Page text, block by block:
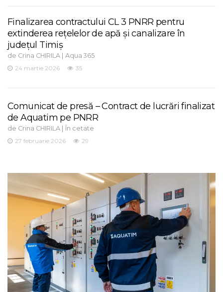
Finalizarea contractului CL 3 PNRR pentru
extinderea rețelelor de apă și canalizare în
județul Timiș
de Crina CHIRILA | Aqua 365
24 martie 2026
35
Comunicat de presă – Contract de lucrări finalizat
de Aquatim pe PNRR
de Crina CHIRILA | În cetate
27 februarie 2026
29